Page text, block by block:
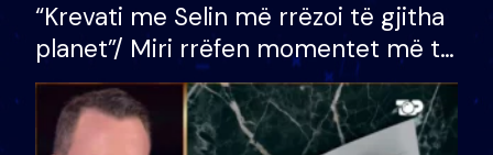
“Krevati me Selin më rrëzoi të gjitha
planet”/ Miri rrëfen momentet më të
bukura në shtëpinë e BB VIP: Do më
mungojë zilja e mëngjesit kur…